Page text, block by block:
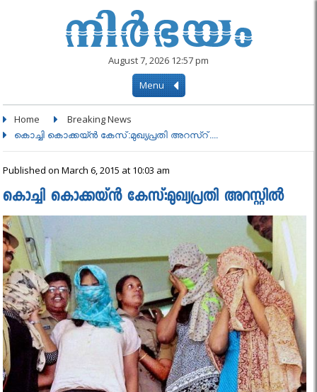
August 7, 2026 12:57 pm
Menu
Home Breaking News
കൊച്ചി കൊക്കയ്ന്‍ കേസ്:മുഖ്യപ്രതി അറസ്റ്....
Published on March 6, 2015 at 10:03 am
കൊച്ചി കൊക്കയ്ന്‍ കേസ്:മുഖ്യപ്രതി അറസ്റ്റിൽ